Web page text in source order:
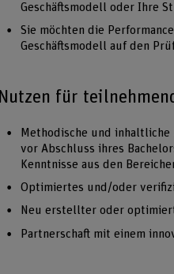
Geschäftsmodell oder Ihre
Sie möchten die
Geschäftsmodell auf den
Nutzen für
Methodische und
vor Abschluss ihres
Kenntnisse aus den
Optimiertes und/oder
Neu erstellter oder
Partnerschaft mit einem